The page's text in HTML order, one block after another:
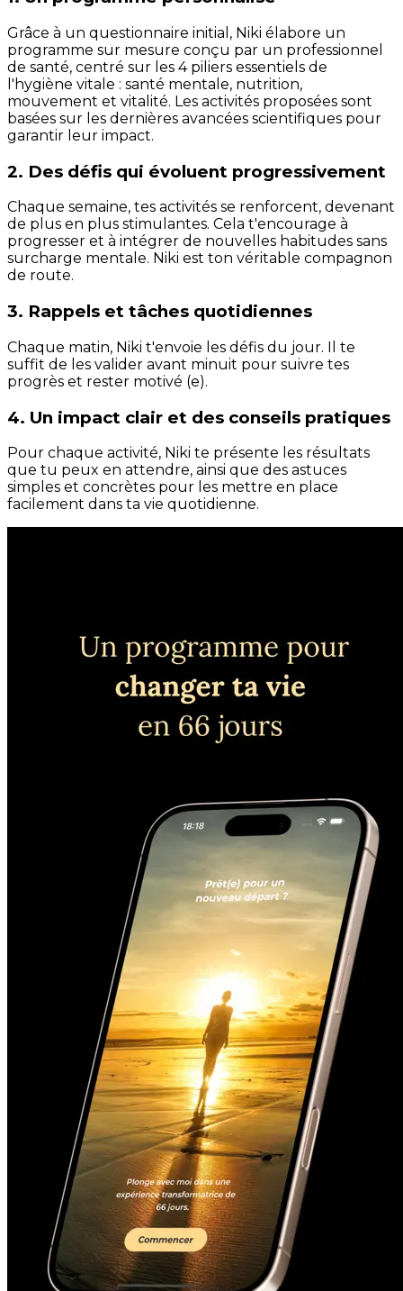
Grâce à un questionnaire initial, Niki élabore un
programme sur mesure conçu par un professionnel
de santé, centré sur les 4 piliers essentiels de
l'hygiène vitale : santé mentale, nutrition,
mouvement et vitalité. Les activités proposées sont
basées sur les dernières avancées scientifiques pour
garantir leur impact.
2. Des défis qui évoluent progressivement
Chaque semaine, tes activités se renforcent, devenant
de plus en plus stimulantes. Cela t'encourage à
progresser et à intégrer de nouvelles habitudes sans
surcharge mentale. Niki est ton véritable compagnon
de route.
3. Rappels et tâches quotidiennes
Chaque matin, Niki t'envoie les défis du jour. Il te
suffit de les valider avant minuit pour suivre tes
progrès et rester motivé (e).
4. Un impact clair et des conseils pratiques
Pour chaque activité, Niki te présente les résultats
que tu peux en attendre, ainsi que des astuces
simples et concrètes pour les mettre en place
facilement dans ta vie quotidienne.